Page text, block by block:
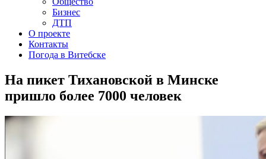
Бизнес
ДТП
О проекте
Контакты
Погода в Витебске
На пикет Тихановской в Минске
пришло более 7000 человек